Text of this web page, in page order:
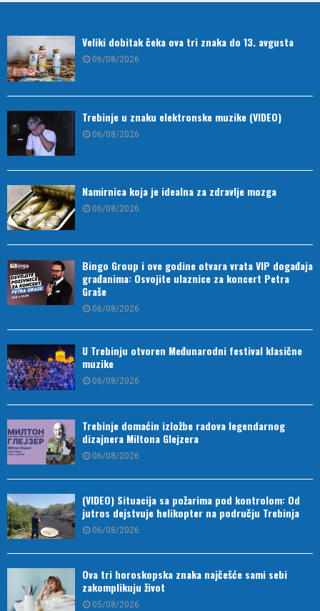
Veliki dobitak čeka ova tri znaka do 13. avgusta
06/08/2026
Trebinje u znaku elektronske muzike (VIDEO)
06/08/2026
Namirnica koja je idealna za zdravlje mozga
06/08/2026
Bingo Group i ove godine otvara vrata VIP događaja
građanima: Osvojite ulaznice za koncert Petra
Graše
06/08/2026
U Trebinju otvoren Međunarodni festival klasične
muzike
06/08/2026
Trebinje domaćin izložbe radova legendarnog
dizajnera Miltona Glejzera
06/08/2026
(VIDEO) Situacija sa požarima pod kontrolom: Od
jutros dejstvuje helikopter na području Trebinja
06/08/2026
Ova tri horoskopska znaka najčešće sami sebi
zakomplikuju život
05/08/2026